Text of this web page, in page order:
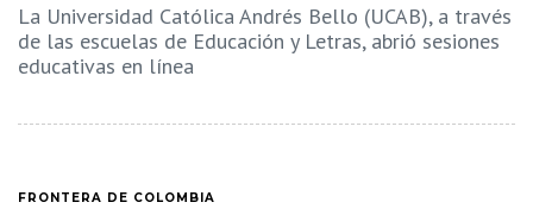
La Universidad Católica Andrés Bello (UCAB), a través
de las escuelas de Educación y Letras, abrió sesiones
educativas en línea
FRONTERA DE COLOMBIA